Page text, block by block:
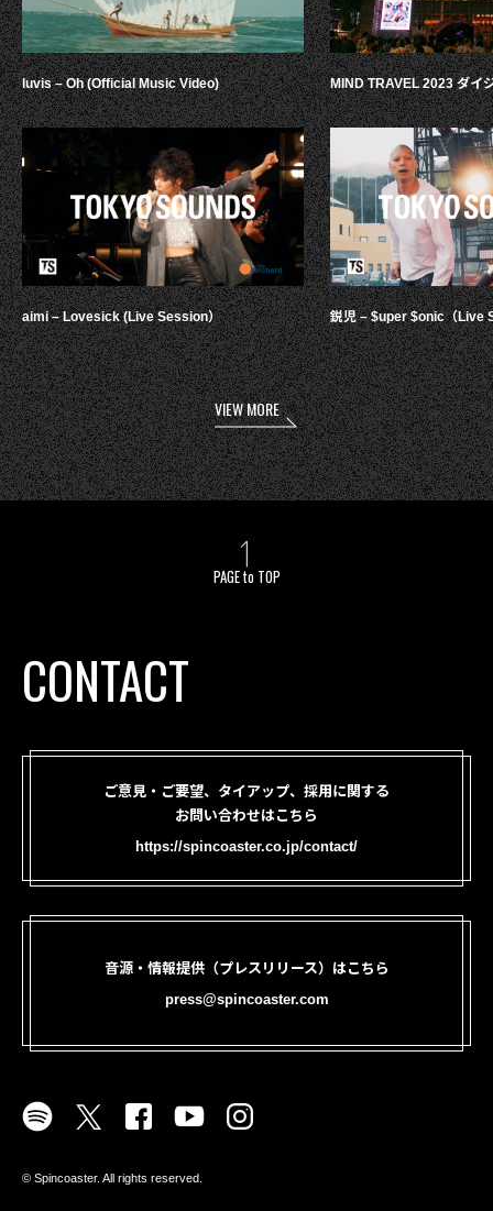
luvis – Oh (Official Music Video)
aimi – Lovesick (Live Session）
MIND TRAVEL 2023 ダイ
鋭児 – $uper $onic（Live
VIEW MORE
PAGE to TOP
CONTACT
ご意見・ご要望、タイアップ、採用に関する
お問い合わせはこちら
https://spincoaster.co.jp/contact/
音源・情報提供（プレスリリース）はこちら
press@spincoaster.com
©︎ Spincoaster. All rights reserved.